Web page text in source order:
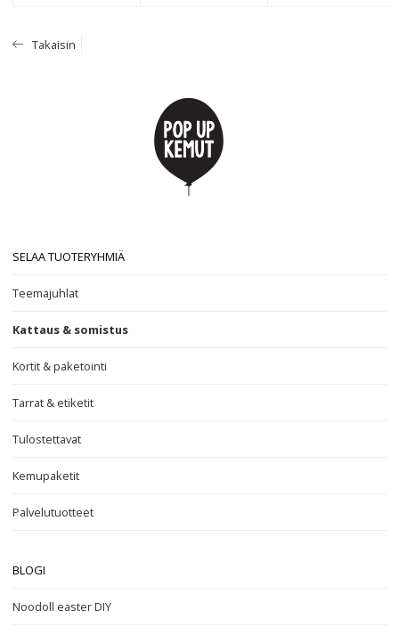
Takaisin
SELAA TUOTERYHMIÄ
Teemajuhlat
Kattaus & somistus
Kortit & paketointi
Tarrat & etiketit
Tulostettavat
Kemupaketit
Palvelutuotteet
BLOGI
Noodoll easter DIY